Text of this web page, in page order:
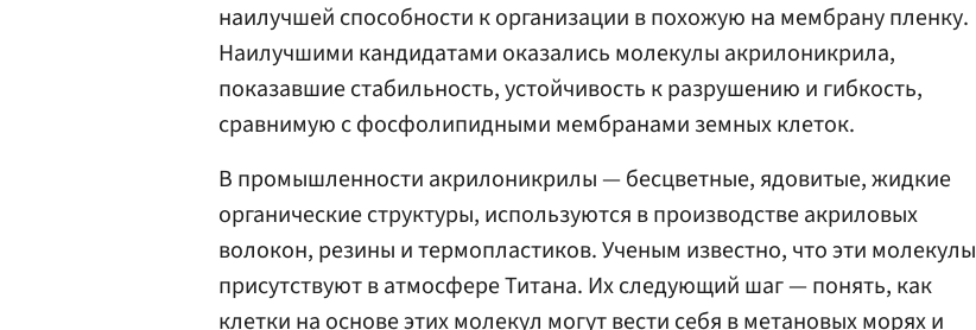
наилучшей способности к организации в похожую на мембрану пленку.
Наилучшими кандидатами оказались молекулы акрилоникрила,
показавшие стабильность, устойчивость к разрушению и гибкость,
сравнимую с фосфолипидными мембранами земных клеток.
В промышленности акрилоникрилы — бесцветные, ядовитые, жидкие
органические структуры, используются в производстве акриловых
волокон, резины и термопластиков. Ученым известно, что эти молекулы
присутствуют в атмосфере Титана. Их следующий шаг — понять, как
клетки на основе этих молекул могут вести себя в метановых морях и